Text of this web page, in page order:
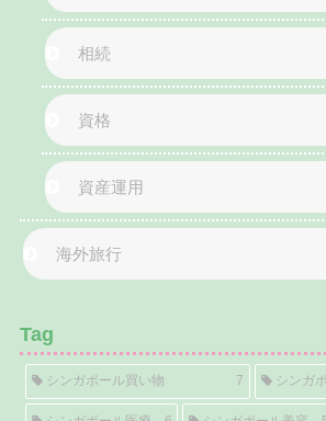
相続
資格
資産運用
海外旅行
Tag
シンガポール買い物 7 シンガ